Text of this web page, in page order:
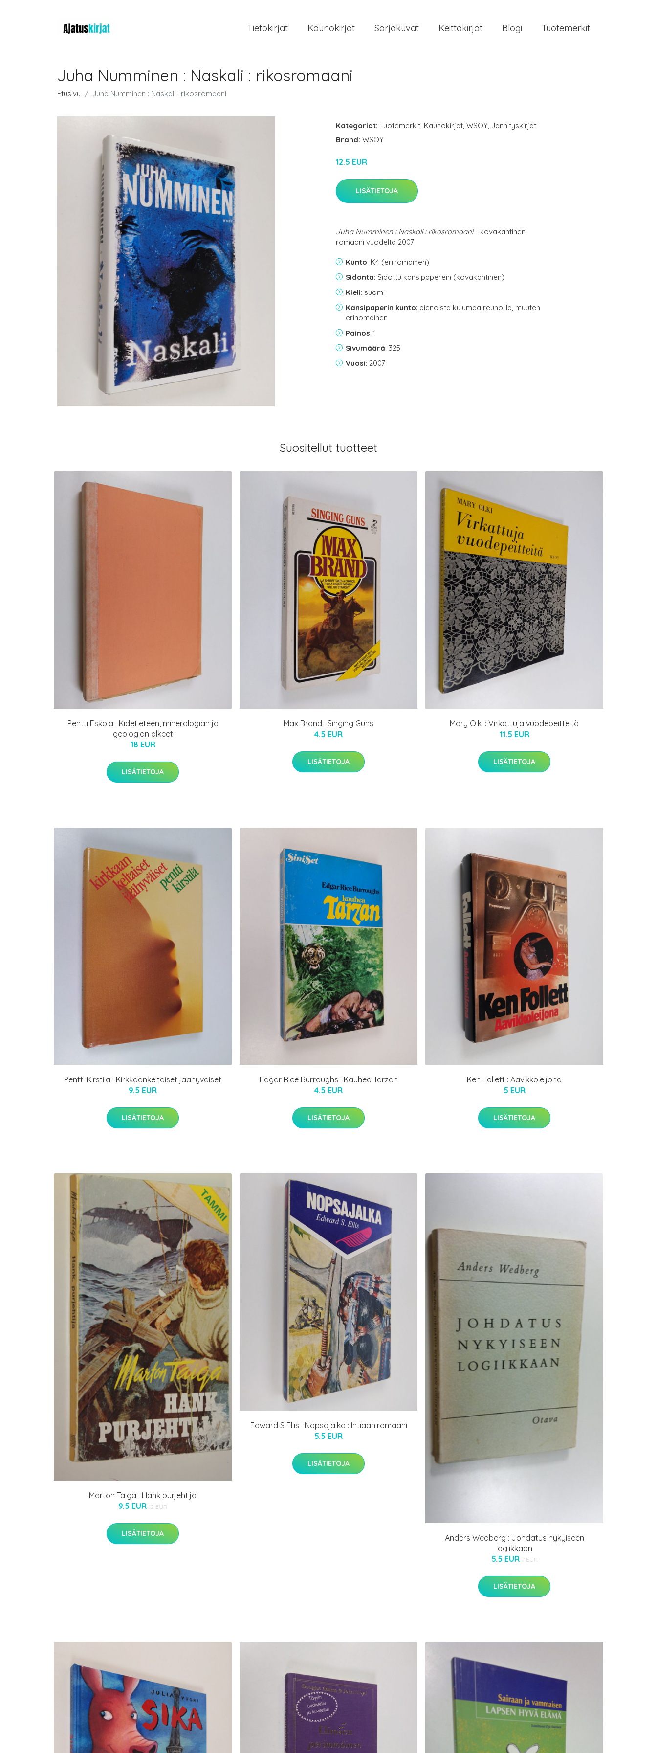
Tietokirjat Kaunokirjat Sarjakuvat Keittokirjat Blogi Tuotemerkit
Juha Numminen : Naskali : rikosromaani
Etusivu Juha Numminen : Naskali : rikosromaani
Kategoriat: Tuotemerkit, Kaunokirjat, WSOY, Jännityskirjat
Brand: WSOY
12.5 EUR
LISÄTIETOJA
Juha Numminen : Naskali : rikosromaani- kovakantinen
romaani vuodelta 2007
Kunto: K4 (erinomainen)
Sidonta: Sidottu kansipaperein (kovakantinen)
Kieli: suomi
Kansipaperin kunto: pienoista kulumaa reunoilla, muuten
erinomainen
Painos: 1
Sivumäärä: 325
Vuosi: 2007
Suositellut tuotteet
Pentti Eskola : Kidetieteen, mineralogian ja
geologian alkeet
18 EUR
LISÄTIETOJA
Max Brand : Singing Guns
4.5 EUR
LISÄTIETOJA
Mary Olki : Virkattuja vuodepeitteitä
11.5 EUR
LISÄTIETOJA
Pentti Kirstilä : Kirkkaankeltaiset jäähyväiset
9.5 EUR
LISÄTIETOJA
Edgar Rice Burroughs : Kauhea Tarzan
4.5 EUR
LISÄTIETOJA
Ken Follett : Aavikkoleijona
5 EUR
LISÄTIETOJA
Marton Taiga : Hank purjehtija
9.5 EUR 12 EUR
LISÄTIETOJA
Edward S Ellis : Nopsajalka : Intiaaniromaani
5.5 EUR
LISÄTIETOJA
Anders Wedberg : Johdatus nykyiseen
logiikkaan
5.5 EUR 7 EUR
LISÄTIETOJA